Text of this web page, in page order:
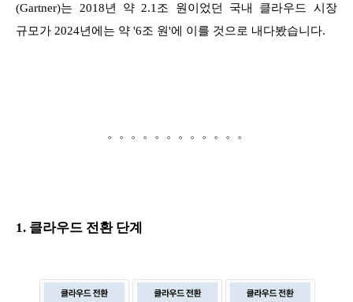
(Gartner)는 2018년 약 2.1조 원이었던 국내 클라우드 시장
규모가 2024년에는 약 '6조 원'에 이를 것으로 내다봤습니다.
。。。。。。。。。。。。
1. 클라우드 전환 단계